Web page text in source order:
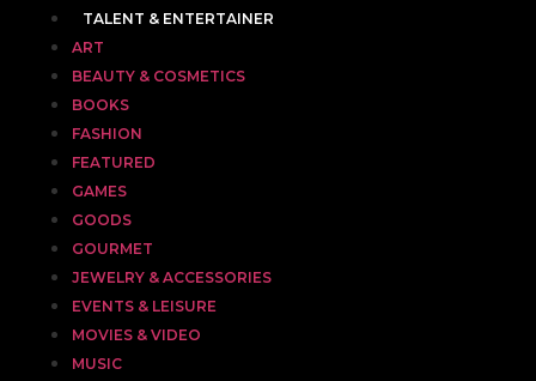
TALENT & ENTERTAINER
ART
BEAUTY & COSMETICS
BOOKS
FASHION
FEATURED
GAMES
GOODS
GOURMET
JEWELRY & ACCESSORIES
EVENTS & LEISURE
MOVIES & VIDEO
MUSIC